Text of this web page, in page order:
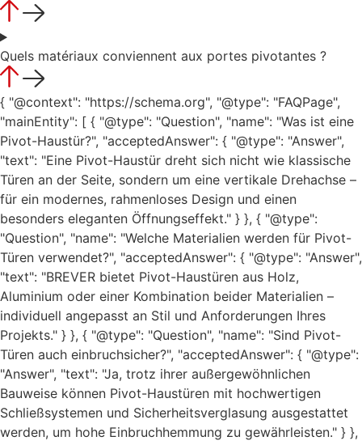
Quels matériaux conviennent aux portes pivotantes ?
{ "@context": "https://schema.org", "@type": "FAQPage",
"mainEntity": [ { "@type": "Question", "name": "Was ist eine
Pivot-Haustür?", "acceptedAnswer": { "@type": "Answer",
"text": "Eine Pivot-Haustür dreht sich nicht wie klassische
Türen an der Seite, sondern um eine vertikale Drehachse –
für ein modernes, rahmenloses Design und einen
besonders eleganten Öffnungseffekt." } }, { "@type":
"Question", "name": "Welche Materialien werden für Pivot-
Türen verwendet?", "acceptedAnswer": { "@type": "Answer",
"text": "BREVER bietet Pivot-Haustüren aus Holz,
Aluminium oder einer Kombination beider Materialien –
individuell angepasst an Stil und Anforderungen Ihres
Projekts." } }, { "@type": "Question", "name": "Sind Pivot-
Türen auch einbruchsicher?", "acceptedAnswer": { "@type":
"Answer", "text": "Ja, trotz ihrer außergewöhnlichen
Bauweise können Pivot-Haustüren mit hochwertigen
Schließsystemen und Sicherheitsverglasung ausgestattet
werden, um hohe Einbruchhemmung zu gewährleisten." } },